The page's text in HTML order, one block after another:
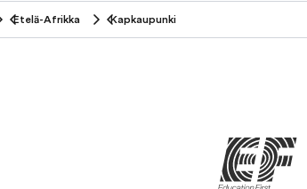
Etelä-Afrikka Kapkaupunki